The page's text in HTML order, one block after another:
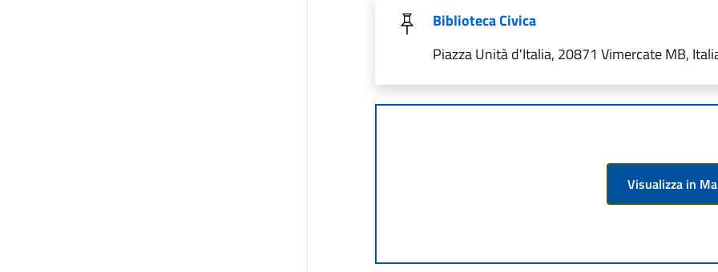
Biblioteca Civica
Piazza Unità d'Italia, 20871 Vimercate MB,
Visualizza in